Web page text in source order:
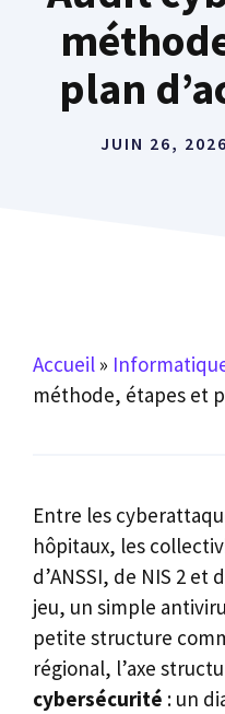
plan
JUIN 26, 2026
Accueil »
méthode, étapes et
Entre les
hôpitaux, les
d’ANSSI, de NIS 2 et
jeu, un simple
petite structure
régional, l’axe
cybersécurité : un